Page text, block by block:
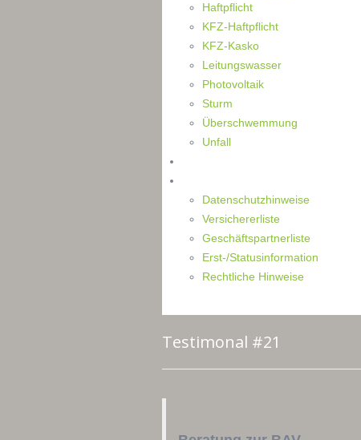
Haftpflicht
KFZ-Haftpflicht
KFZ-Kasko
Leitungswasser
Photovoltaik
Sturm
Überschwemmung
Unfall
Datenschutzhinweise
Versichererliste
Geschäftspartnerliste
Erst-/Statusinformation
Rechtliche Hinweise
Testimonal #21